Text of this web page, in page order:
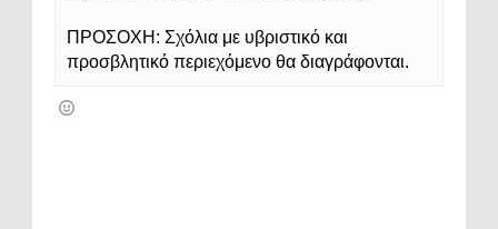
ΠΡΟΣΟΧΗ: Σχόλια με υβριστικό και
προσβλητικό περιεχόμενο θα διαγράφονται.